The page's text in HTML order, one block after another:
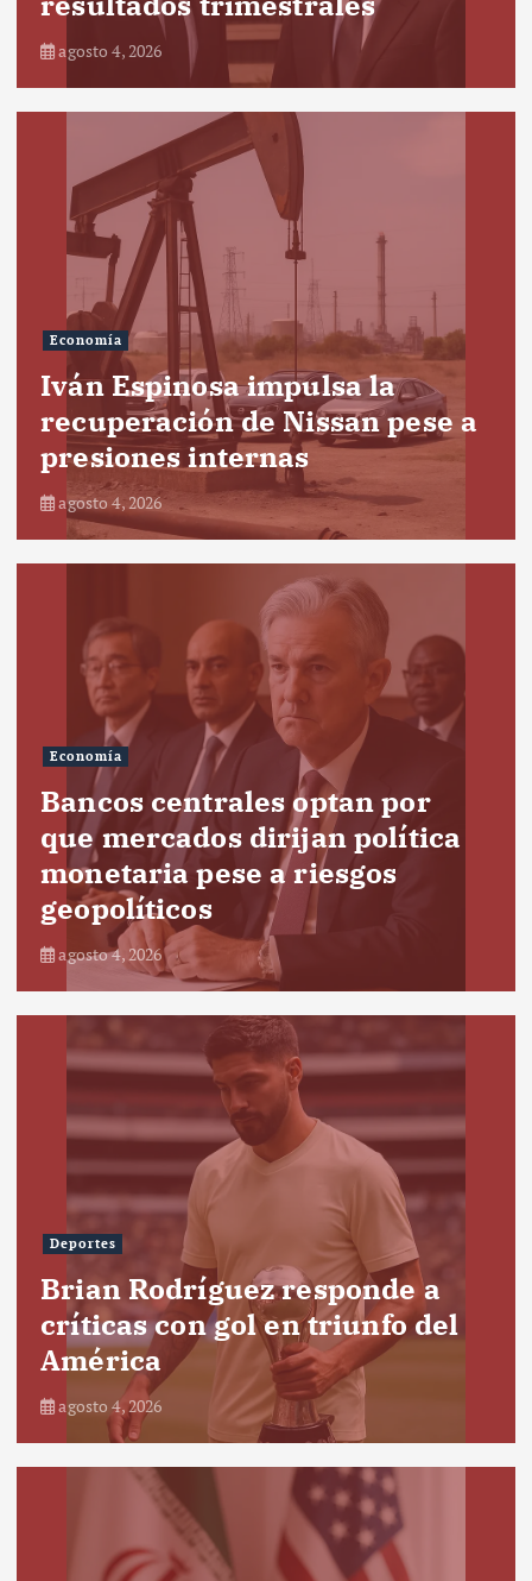
agosto 4, 2026
Economía
Iván Espinosa impulsa la
recuperación de Nissan pese a
presiones internas
agosto 4, 2026
Economía
Bancos centrales optan por
que mercados dirijan política
monetaria pese a riesgos
geopolíticos
agosto 4, 2026
Deportes
Brian Rodríguez responde a
críticas con gol en triunfo del
América
agosto 4, 2026